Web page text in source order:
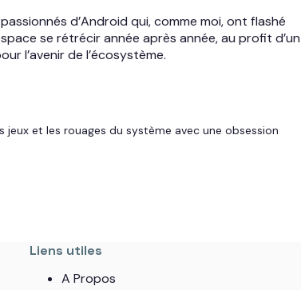
d’Android qui, comme moi, ont flashé
se rétrécir année après année, au profit d’un
l’avenir de l’écosystème.
et les rouages du système avec une obsession
Liens utiles
A Propos